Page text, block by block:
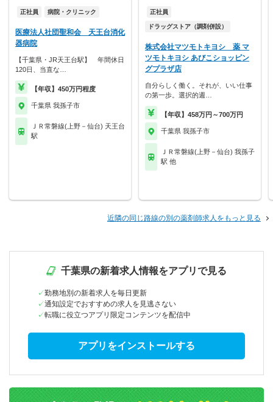
正社員 病院・クリニック
医療法人社団聖和会 天王台消化
器病院
【千葉県・JR天王台駅】 年間休日
120日、当直な…
【年収】450万円程度
千葉県 我孫子市
ＪＲ常磐線(上野－仙台) 天王台
駅
正社員
ドラッグストア（調剤併設）
株式会社マツモトキヨシ 薬 マ
ツモトキヨシ あびこショッピン
グプラザ店
自分らしく働く。それが、いい仕事
の第一歩。選択的週…
【年収】458万円～700万円
千葉県 我孫子市
ＪＲ常磐線(上野－仙台) 我孫子
駅 他
近隣の同じ路線の別の薬剤師求人をもっと見る
千葉県の新着求人情報をアプリで見る
勤務地別の新着求人を毎日更新
通知設定でおすすめの求人を見逃さない
転職に役立つアプリ限定コンテンツを配信中
アプリをインストールする